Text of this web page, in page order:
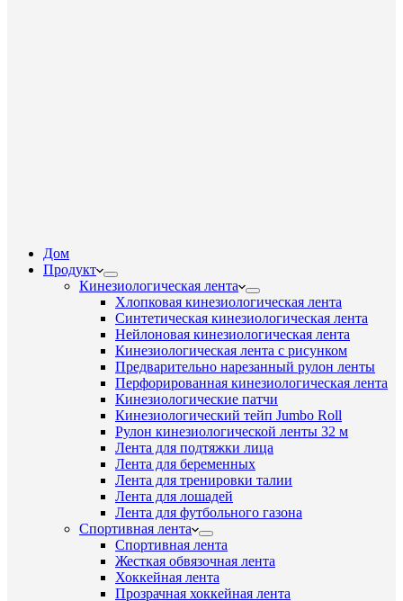
Дом
Продукт
Кинезиологическая лента
Хлопковая кинезиологическая лента
Синтетическая кинезиологическая лента
Нейлоновая кинезиологическая лента
Кинезиологическая лента с рисунком
Предварительно нарезанный рулон ленты
Перфорированная кинезиологическая лента
Кинезиологические патчи
Кинезиологический тейп Jumbo Roll
Рулон кинезиологической ленты 32 м
Лента для подтяжки лица
Лента для беременных
Лента для тренировки талии
Лента для лошадей
Лента для футбольного газона
Спортивная лента
Спортивная лента
Жесткая обвязочная лента
Хоккейная лента
Прозрачная хоккейная лента